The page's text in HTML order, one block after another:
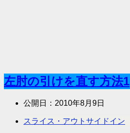
左肘の引けを直す方法1
公開日： 2010年8月9日
スライス・アウトサイドイン